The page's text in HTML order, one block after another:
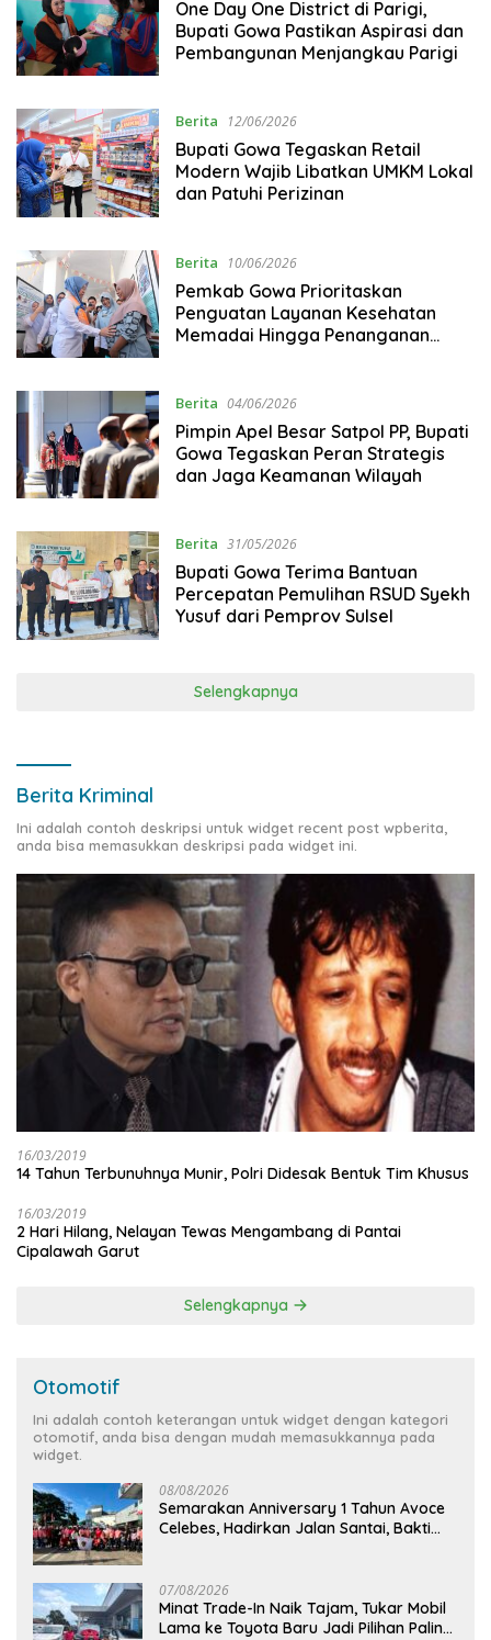
One Day One District di Parigi,
Bupati Gowa Pastikan Aspirasi dan
Pembangunan Menjangkau Parigi
Berita 12/06/2026
Bupati Gowa Tegaskan Retail
Modern Wajib Libatkan UMKM Lokal
dan Patuhi Perizinan
Berita 10/06/2026
Pemkab Gowa Prioritaskan
Penguatan Layanan Kesehatan
Memadai Hingga Penanganan
Berita 04/06/2026
Pimpin Apel Besar Satpol PP, Bupati
Gowa Tegaskan Peran Strategis
dan Jaga Keamanan Wilayah
Berita 31/05/2026
Bupati Gowa Terima Bantuan
Percepatan Pemulihan RSUD Syekh
Yusuf dari Pemprov Sulsel
Selengkapnya
Berita Kriminal
Ini adalah contoh deskripsi untuk widget recent post wpberita,
anda bisa memasukkan deskripsi pada widget ini.
16/03/2019
14 Tahun Terbunuhnya Munir, Polri Didesak Bentuk Tim Khusus
16/03/2019
2 Hari Hilang, Nelayan Tewas Mengambang di Pantai
Cipalawah Garut
Selengkapnya
Otomotif
Ini adalah contoh keterangan untuk widget dengan kategori
otomotif, anda bisa dengan mudah memasukkannya pada
widget.
08/08/2026
Semarakan Anniversary 1 Tahun Avoce
Celebes, Hadirkan Jalan Santai, Bakti
07/08/2026
Minat Trade-In Naik Tajam, Tukar Mobil
Lama ke Toyota Baru Jadi Pilihan Paling